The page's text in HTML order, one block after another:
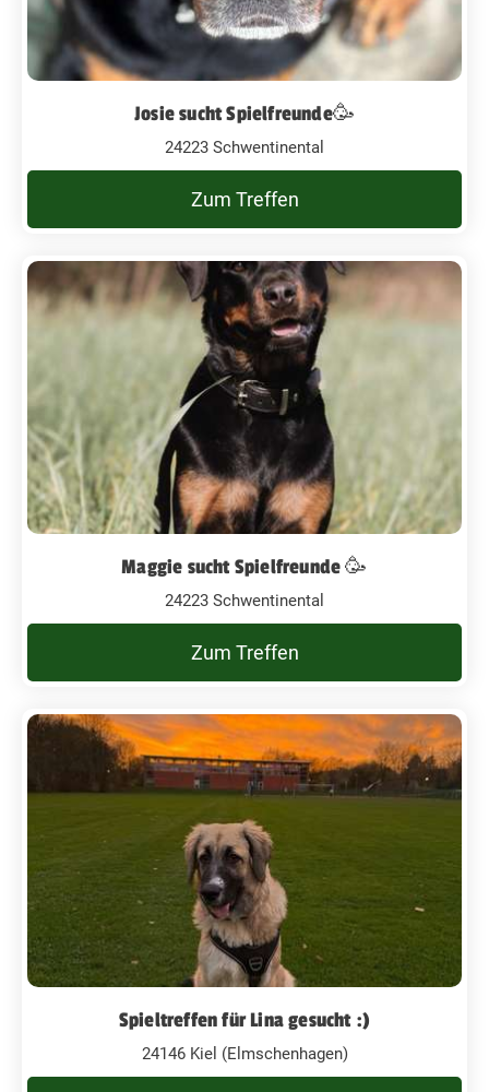
Josie sucht Spielfreunde🥳
24223 Schwentinental
Zum Treffen
Maggie sucht Spielfreunde 🥳
24223 Schwentinental
Zum Treffen
Spieltreffen für Lina gesucht :)
24146 Kiel (Elmschenhagen)